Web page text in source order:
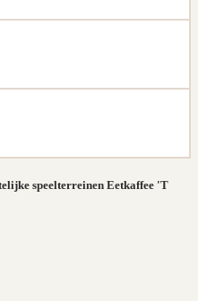
speelterreinen Eetkaffee 'T